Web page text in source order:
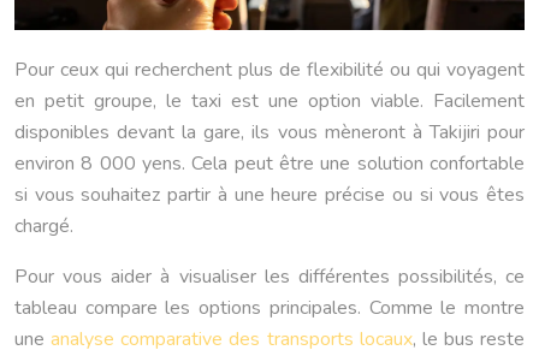
Pour ceux qui recherchent plus de flexibilité ou qui voyagent
en petit groupe, le taxi est une option viable. Facilement
disponibles devant la gare, ils vous mèneront à Takijiri pour
environ 8 000 yens. Cela peut être une solution confortable
si vous souhaitez partir à une heure précise ou si vous êtes
chargé.
Pour vous aider à visualiser les différentes possibilités, ce
tableau compare les options principales. Comme le montre
uneanalyse comparative des transports locaux, le bus reste